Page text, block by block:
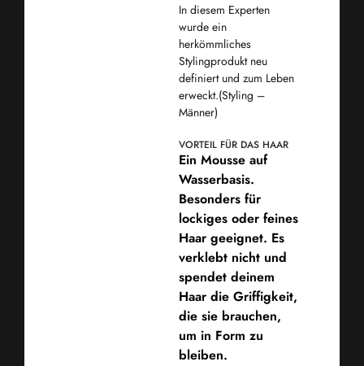
In diesem Experten
wurde ein
herkömmliches
Stylingprodukt neu
definiert und zum Leben
erweckt.(Styling –
Männer)
VORTEIL FÜR DAS HAAR
Ein Mousse auf
Wasserbasis.
Besonders für
lockiges oder feines
Haar geeignet. Es
verklebt nicht und
spendet deinem
Haar die Griffigkeit,
die sie brauchen,
um in Form zu
bleiben.